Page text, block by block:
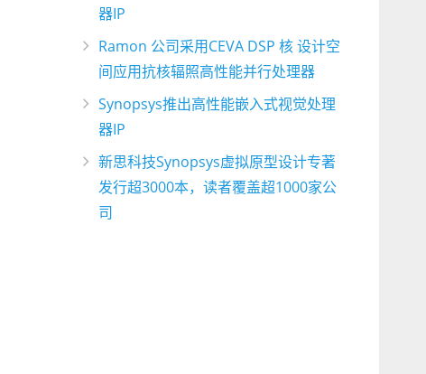
器IP
Ramon 公司采用CEVA DSP 核 设计空
间应用抗核辐照高性能并行处理器
Synopsys推出高性能嵌入式视觉处理
器IP
新思科技Synopsys虚拟原型设计专著
发行超3000本，读者覆盖超1000家公
司